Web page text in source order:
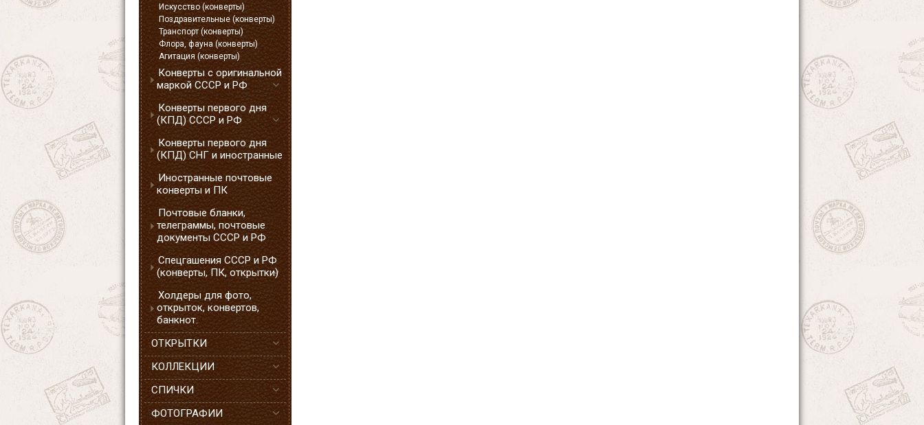
Искусство (конверты)
Поздравительные (конверты)
Транспорт (конверты)
Флора, фауна (конверты)
Агитация (конверты)
Конверты с оригинальной
маркой СССР и РФ
Конверты первого дня
(КПД) СССР и РФ
Конверты первого дня
(КПД) СНГ и иностранные
Иностранные почтовые
конверты и ПК
Почтовые бланки,
телеграммы, почтовые
документы СССР и РФ
Спецгашения СССР и РФ
(конверты, ПК, открытки)
Холдеры для фото,
открыток, конвертов,
банкнот.
ОТКРЫТКИ
КОЛЛЕКЦИИ
СПИЧКИ
ФОТОГРАФИИ